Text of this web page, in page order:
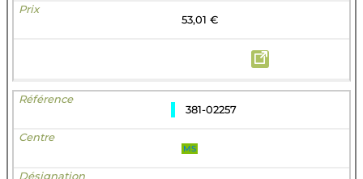
53,01 €
381-02257
MS